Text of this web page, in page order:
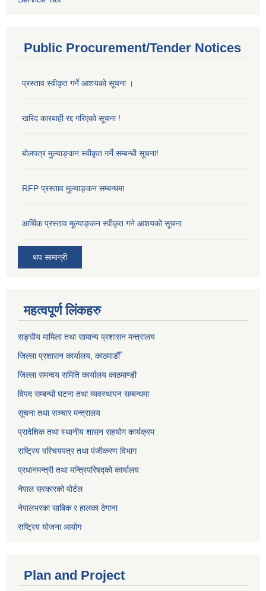
Public Procurement/Tender Notices
प्रस्ताव स्वीकृत गर्ने आशयको सूचना ।
खरिद कारबाही रद्द गरिएको सूचना !
बोलपत्र मुल्याङ्कन स्वीकृत गर्ने सम्बन्धी सूचना!
RFP प्रस्ताव मुल्याङ्कन सम्बन्धमा
आर्थिक प्रस्ताव मूल्याङ्कन स्वीकृत गने आशयको सूचना
थप सामाग्री
महत्वपूर्ण लिंकहरु
सङ्‍घीय मामिला तथा सामान्य प्रशासन मन्त्रालय
जिल्ला प्रशासन कार्यालय, काठमाडौँ
जिल्ला समन्वय समिति कार्यालय काठमाण्ड‌ौ
विपद सम्बन्धी घटना तथा व्यवस्थापन सम्बन्धमा
सूचना तथा सञ्चार मन्त्रालय
प्रादेशिक तथा स्थानीय शासन सहयोग कार्यक्रम
राष्ट्रिय परिचयपत्र तथा पंजीकरण विभाग
प्रधानमन्त्री तथा मन्त्रिपरिषद्को कार्यालय
नेपाल सरकारको पोर्टल
नेपालभरका साबिक र हालका ठेगाना
राष्ट्रिय योजना आयोग
Plan and Project